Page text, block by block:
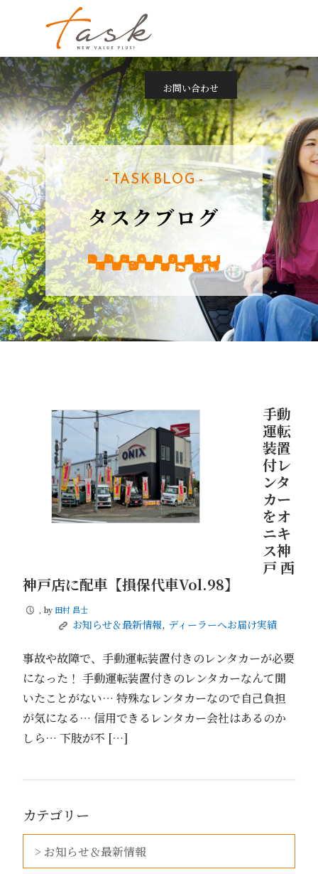
お問い合わせ
- TASK BLOG -
タスクブログ
手動
運転
装置
付レ
ンタ
カー
をオ
ニキ
ス神
戸 西
神戸店に配車【損保代車Vol.98】
P , by 田村 昌士
K お知らせ＆最新情報, ディーラーへお届け実績
事故や故障で、手動運転装置付きのレンタカーが必要
になった！ 手動運転装置付きのレンタカーなんて聞
いたことがない… 特殊なレンタカーなので自己負担
が気になる… 信用できるレンタカー会社はあるのか
しら… 下肢が不 […]
カテゴリー
> お知らせ＆最新情報